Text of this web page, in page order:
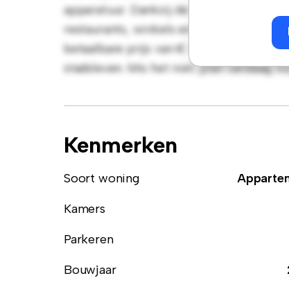
apparatuur. Dankzij de toplocatie
restaurants, winkels en
betaalbare prijs van € 1.088 en biedt
stadsleven. Mis het niet: plan vandaag
Kenmerken
Soort woning
Kamers
Parkeren
Bouwjaar